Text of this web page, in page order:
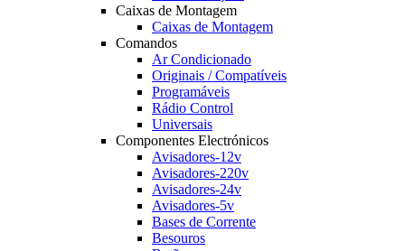
Caixas de Montagem
Caixas de Montagem
Comandos
Ar Condicionado
Originais / Compatíveis
Programáveis
Rádio Control
Universais
Componentes Electrónicos
Avisadores-12v
Avisadores-220v
Avisadores-24v
Avisadores-5v
Bases de Corrente
Besouros